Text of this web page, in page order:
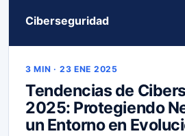
Ciberseguridad
3 MIN · 23 ENE 2025
Tendencias de
2025: Protegiendo
un Entorno en